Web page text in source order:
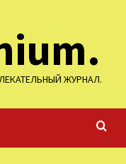
ЖУРНАЛ.